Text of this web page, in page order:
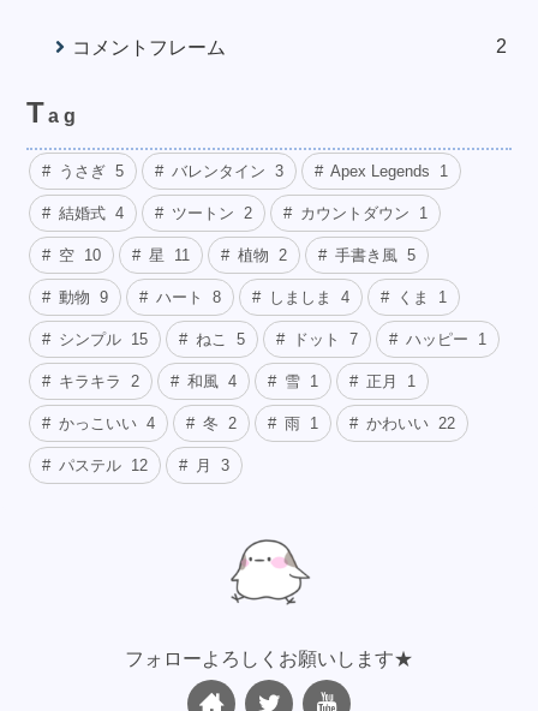
コメントフレーム 2
Tag
うさぎ 5 バレンタイン 3 Apex Legends 1
結婚式 4 ツートン 2 カウントダウン 1
空 10 星 11 植物 2 手書き風 5
動物 9 ハート 8 しましま 4 くま 1
シンプル 15 ねこ 5 ドット 7 ハッピー 1
キラキラ 2 和風 4 雪 1 正月 1
かっこいい 4 冬 2 雨 1 かわいい 22
パステル 12 月 3
フォローよろしくお願いします★